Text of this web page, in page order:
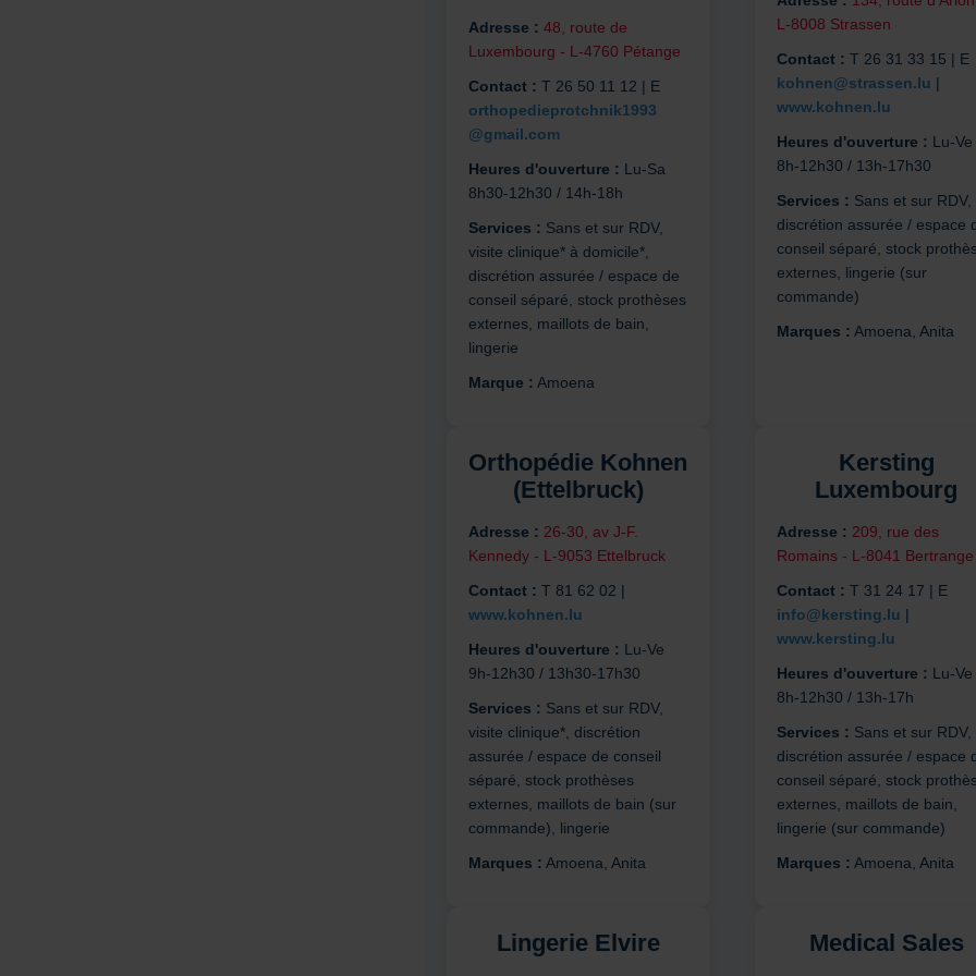
Adresse : 48, route de
Luxembourg - L-4760 Pétange
Contact : T 26 50 11 12 | E
orthopedieprotchnik1993
@gmail.com
Heures d'ouverture : Lu-Sa
8h30-12h30 / 14h-18h
Services : Sans et sur RDV,
visite clinique* à domicile*,
discrétion assurée / espace de
conseil séparé, stock prothèses
externes, maillots de bain,
lingerie
Marque : Amoena
L-8008 Strassen
Contact : T 26 31 33 15 | E
kohnen@strassen.lu |
www.kohnen.lu
Heures d'ouverture : Lu-Ve
8h-12h30 / 13h-17h30
Services : Sans et sur RDV,
discrétion assurée / espace
conseil séparé, stock
externes, lingerie (sur
commande)
Marques : Amoena, Anita
Orthopédie Kohnen
(Ettelbruck)
Adresse : 26-30, av J-F.
Kennedy - L-9053 Ettelbruck
Contact : T 81 62 02 |
www.kohnen.lu
Heures d'ouverture : Lu-Ve
9h-12h30 / 13h30-17h30
Services : Sans et sur RDV,
visite clinique*, discrétion
assurée / espace de conseil
séparé, stock prothèses
externes, maillots de bain (sur
commande), lingerie
Marques : Amoena, Anita
Kersting
Luxembourg
Adresse : 209, rue des
Romains - L-8041 Bertrange
Contact : T 31 24 17 | E
info@kersting.lu |
www.kersting.lu
Heures d'ouverture : Lu-Ve
8h-12h30 / 13h-17h
Services : Sans et sur RDV,
discrétion assurée / espace
conseil séparé, stock
externes, maillots de bain,
lingerie (sur commande)
Marques : Amoena, Anita
Lingerie Elvire Medical Sales